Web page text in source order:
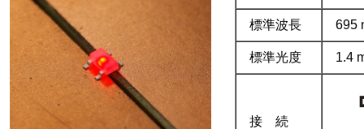
標準波長 695
標準光度 1.4
接 続